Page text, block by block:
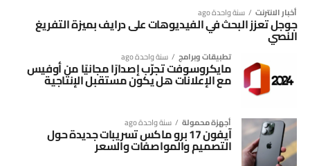
أخبار الانترنت سنة واحدة ago
جوجل تعزز البحث في الفيديوهات على درايف بميزة التفريغ
النصي
تطبيقات وبرامج سنة واحدة ago
مايكروسوفت تجرّب إصدارًا مجانيًا من أوفيس
مع الإعلانات هل يكون مستقبل الإنتاجية
أجهزة محمولة سنة واحدة ago
آيفون 17 برو ماكس تسريبات جديدة حول
التصميم والمواصفات والسعر